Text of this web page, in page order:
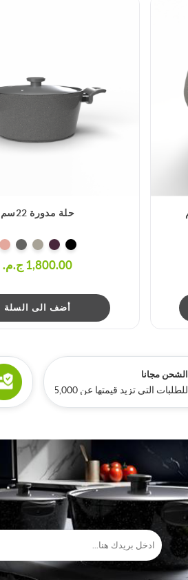
حلة مدورة 22سم
1,800.00 ج.م.‏
أضف الى السلة
ًالشحن مجانا
للطلبات التي تزيد قيمتها عن 15,000 جنيه مصري